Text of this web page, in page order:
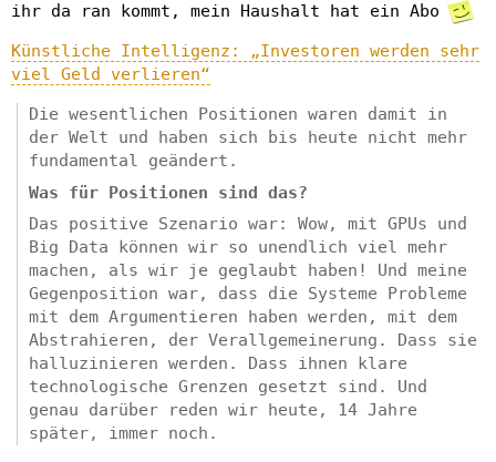
ihr da ran kommt, mein Haushalt hat ein Abo
Künstliche Intelligenz: „Investoren werden sehr
viel Geld verlieren“
Die wesentlichen Positionen waren damit in
der Welt und haben sich bis heute nicht mehr
fundamental geändert.
Was für Positionen sind das?
Das positive Szenario war: Wow, mit GPUs und
Big Data können wir so unendlich viel mehr
machen, als wir je geglaubt haben! Und meine
Gegenposition war, dass die Systeme Probleme
mit dem Argumentieren haben werden, mit dem
Abstrahieren, der Verallgemeinerung. Dass sie
halluzinieren werden. Dass ihnen klare
technologische Grenzen gesetzt sind. Und
genau darüber reden wir heute, 14 Jahre
später, immer noch.